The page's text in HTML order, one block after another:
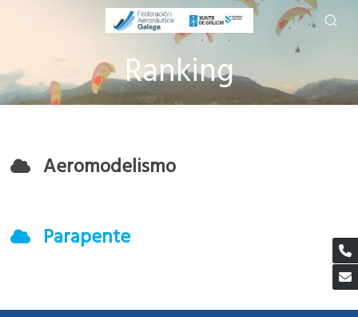
Ranking
Aeromodelismo
Parapente